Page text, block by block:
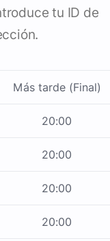
tu ID de
Más tarde (Final)
20:00
20:00
20:00
20:00